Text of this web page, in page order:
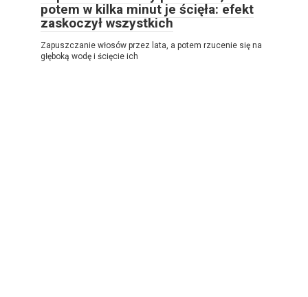
potem w kilka minut je ścięła: efekt
zaskoczył wszystkich
Zapuszczanie włosów przez lata, a potem rzucenie się na
głęboką wodę i ścięcie ich